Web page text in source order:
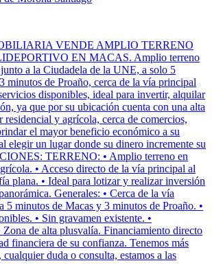
VENDE AMPLIO TERRENO
EN MACAS. Amplio terreno
a la Ciudadela de la UNE, a solo 5
minutos de Proaño, cerca de la vía principal
disponibles, ideal para invertir, alquilar
ya que por su ubicación cuenta con una alta
residencial y agrícola, cerca de comercios,
el mayor beneficio económico a su
elegir un lugar donde su dinero incremente su
TERRENO: • Amplio terreno en
• Acceso directo de la vía principal al
plana. • Ideal para lotizar y realizar inversión
Generales: • Cerca de la vía
5 minutos de Macas y 3 minutos de Proaño. •
• Sin gravamen existente. •
Zona de alta plusvalía. Financiamiento directo
financiera de su confianza. Tenemos más
cualquier duda o consulta, estamos a las